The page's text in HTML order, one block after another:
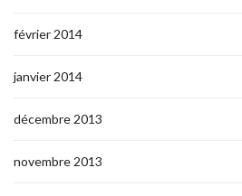
février 2014
janvier 2014
décembre 2013
novembre 2013